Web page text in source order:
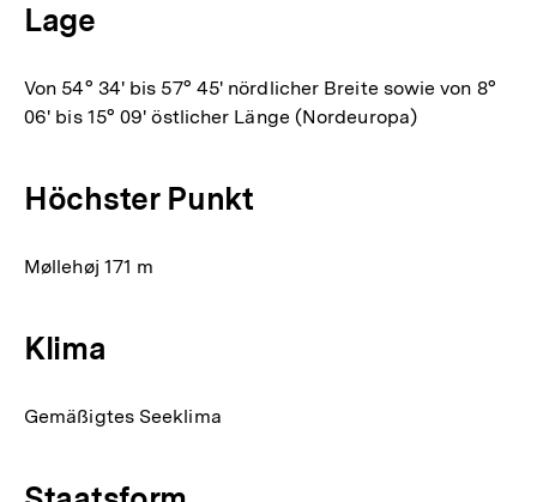
Lage
Von 54° 34' bis 57° 45' nördlicher Breite sowie von 8°
06' bis 15° 09' östlicher Länge (Nordeuropa)
Höchster Punkt
Møllehøj 171 m
Klima
Gemäßigtes Seeklima